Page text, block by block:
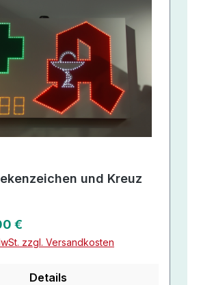
und Kreuz
€
zzgl. Versandkosten
Details